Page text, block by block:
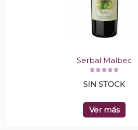
Serbal Malbec
SIN STOCK
Ver más